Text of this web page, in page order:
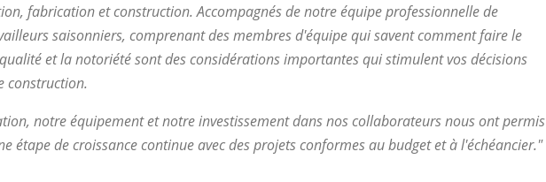
fabrication et construction. Accompagnés de notre équipe professionnelle de
saisonniers, comprenant des membres d'équipe qui savent comment faire le
et la notoriété sont des considérations importantes qui stimulent vos décisions
construction.
notre équipement et notre investissement dans nos collaborateurs nous ont permis
étape de croissance continue avec des projets conformes au budget et à l'échéancier."